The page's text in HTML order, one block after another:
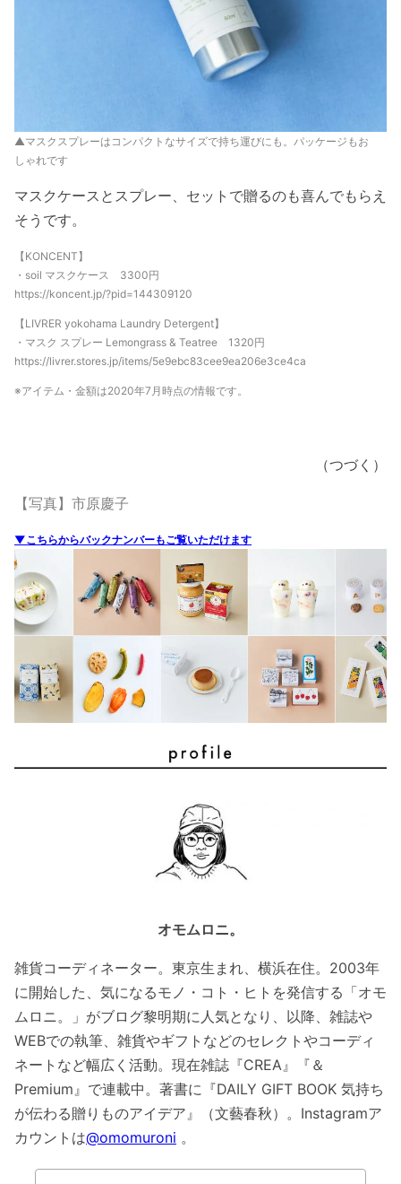
▲マスクスプレーはコンパクトなサイズで持ち運びにも。パッケージもお
しゃれです
マスクケースとスプレー、セットで贈るのも喜んでもらえ
そうです。
【KONCENT】
・soil マスクケース 3300円
https://koncent.jp/?pid=144309120
【LIVRER yokohama Laundry Detergent】
・マスク スプレー Lemongrass & Teatree 1320円
https://livrer.stores.jp/items/5e9ebc83cee9ea206e3ce4ca
※アイテム・金額は2020年7月時点の情報です。
（つづく）
【写真】市原慶子
▼こちらからバックナンバーもご覧いただけます
オモムロニ。
雑貨コーディネーター。東京生まれ、横浜在住。2003年
に開始した、気になるモノ・コト・ヒトを発信する「オモ
ムロニ。」がブログ黎明期に人気となり、以降、雑誌や
WEBでの執筆、雑貨やギフトなどのセレクトやコーディ
ネートなど幅広く活動。現在雑誌『CREA』『＆
Premium』で連載中。著書に『DAILY GIFT BOOK 気持ち
が伝わる贈りものアイデア』（文藝春秋）。Instagramア
カウントは@omomuroni 。